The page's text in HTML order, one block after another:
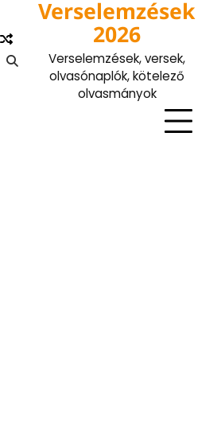
content
Verselemzések
2026
Verselemzések, versek,
olvasónaplók, kötelező
olvasmányok